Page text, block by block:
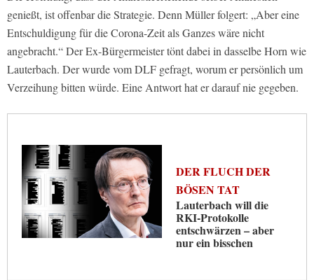
genießt, ist offenbar die Strategie. Denn Müller folgert: „Aber eine
Entschuldigung für die Corona-Zeit als Ganzes wäre nicht
angebracht.“ Der Ex-Bürgermeister tönt dabei in dasselbe Horn wie
Lauterbach. Der wurde vom DLF gefragt, worum er persönlich um
Verzeihung bitten würde. Eine Antwort hat er darauf nie gegeben.
DER FLUCH DER
BÖSEN TAT
Lauterbach will die
RKI-Protokolle
entschwärzen – aber
nur ein bisschen